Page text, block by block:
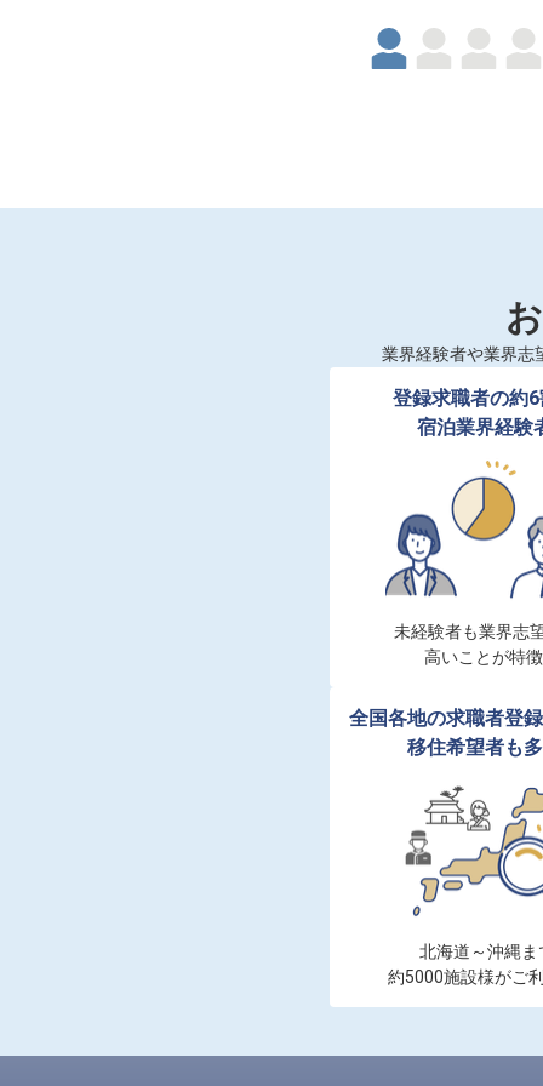
業界経験者や業界志
登録求職者の約
宿泊業界経験
未経験者も業界志
高いことが特徴
全国各地の求職者登
移住希望者も
北海道～沖縄ま
約5000施設様がご